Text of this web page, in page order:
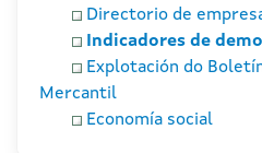
Directorio de
Indicadores de
Explotación do
Mercantil
Economía social